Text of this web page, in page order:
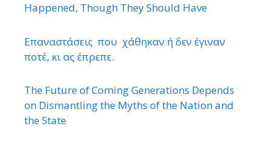
Happened, Though They Should Have
Επαναστάσεις που χάθηκαν ή δεν έγιναν
ποτέ, κι ας έπρεπε.
The Future of Coming Generations Depends
on Dismantling the Myths of the Nation and
the State